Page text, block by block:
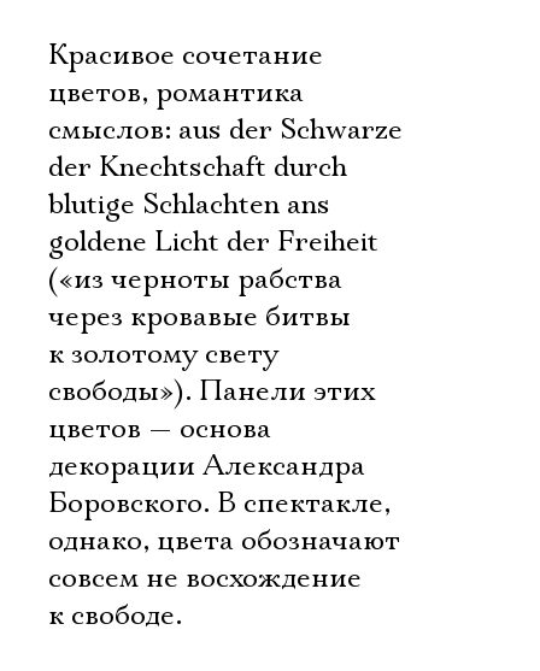
Красивое сочетание
цветов, романтика
смыслов: aus der Schwarze
der Knechtschaft durch
blutige Schlachten ans
goldene Licht der Freiheit
(«из черноты рабства
через кровавые битвы
к золотому свету
свободы»). Панели этих
цветов — основа
декорации Александра
Боровского. В спектакле,
однако, цвета обозначают
совсем не восхождение
к свободе.